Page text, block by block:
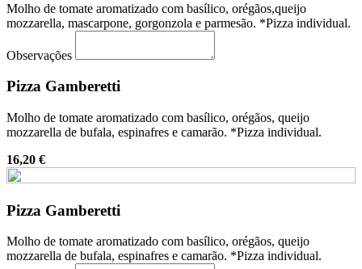
Molho de tomate aromatizado com basílico, orégãos,queijo
mozzarella, mascarpone, gorgonzola e parmesão. *Pizza individual.
Observações
Pizza Gamberetti
Molho de tomate aromatizado com basílico, orégãos, queijo
mozzarella de bufala, espinafres e camarão. *Pizza individual.
16,20 €
Pizza Gamberetti
Molho de tomate aromatizado com basílico, orégãos, queijo
mozzarella de bufala, espinafres e camarão. *Pizza individual.